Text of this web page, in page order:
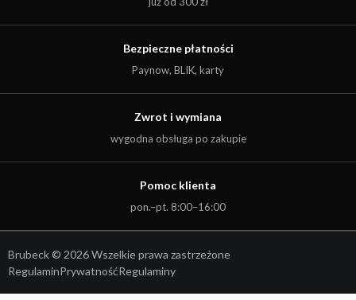
Kwota:
Bezpieczne płatności
Paynow, BLIK, karty
Zwrot i wymiana
wygodna obsługa po zakupie
Pomoc klienta
pon.–pt. 8:00–16:00
Brubeck © 2026 Wszelkie prawa zastrzeżone
RegulaminPrywatnośćRegulaminy